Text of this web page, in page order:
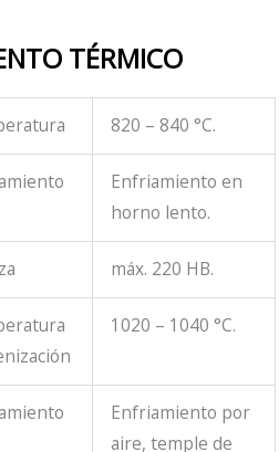
TÉRMICO
820 – 840 °C.
Enfriamiento en
horno lento.
máx. 220 HB.
1020 – 1040 °C.
Enfriamiento por
aire, temple de